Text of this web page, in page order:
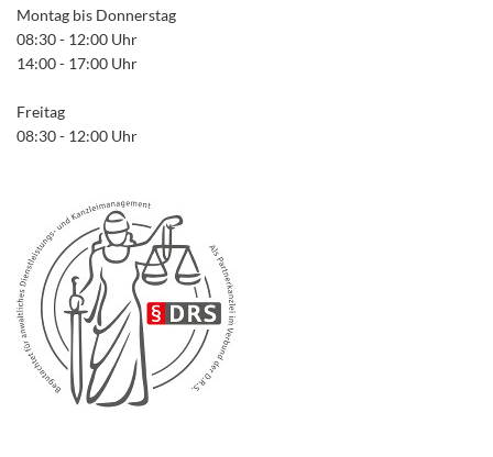
Montag bis Donnerstag
08:30 - 12:00 Uhr
14:00 - 17:00 Uhr
Freitag
08:30 - 12:00 Uhr